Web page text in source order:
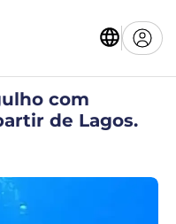
com
de Lagos.